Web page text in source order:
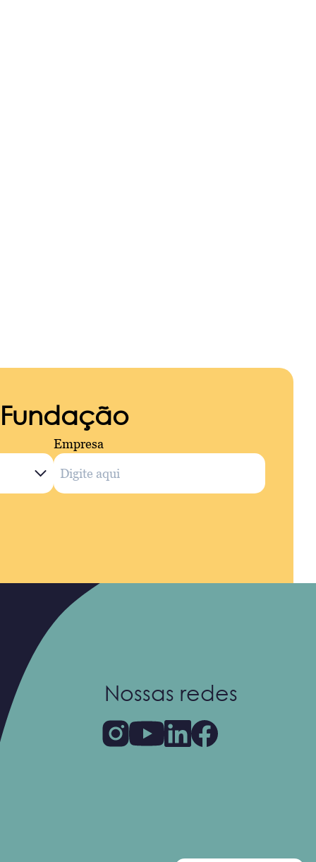
Empresa
Nossas redes